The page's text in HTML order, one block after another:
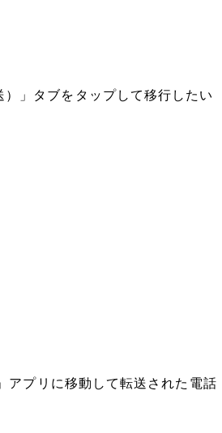
」タブをタップして移行したい
アプリに移動して転送された電話